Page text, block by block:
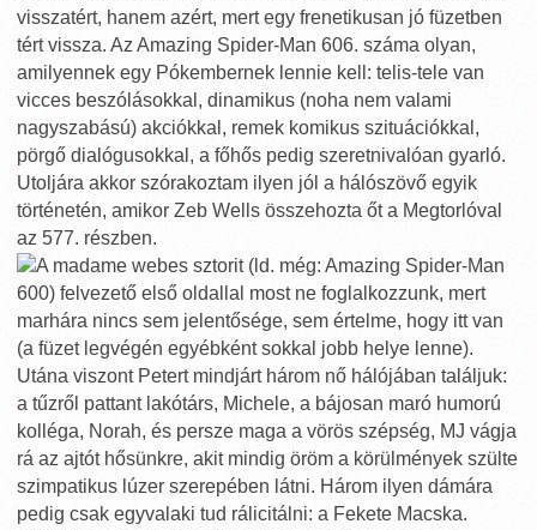
visszatért, hanem azért, mert egy frenetikusan jó füzetben
tért vissza. Az Amazing Spider-Man 606. száma olyan,
amilyennek egy Pókembernek lennie kell: telis-tele van
vicces beszólásokkal, dinamikus (noha nem valami
nagyszabású) akciókkal, remek komikus szituációkkal,
pörgő dialógusokkal, a főhős pedig szeretnivalóan gyarló.
Utoljára akkor szórakoztam ilyen jól a hálószövő egyik
történetén, amikor Zeb Wells összehozta őt a Megtorlóval
az 577. részben.
A madame webes sztorit (ld. még: Amazing Spider-Man
600) felvezető első oldallal most ne foglalkozzunk, mert
marhára nincs sem jelentősége, sem értelme, hogy itt van
(a füzet legvégén egyébként sokkal jobb helye lenne).
Utána viszont Petert mindjárt három nő hálójában találjuk:
a tűzről pattant lakótárs, Michele, a bájosan maró humorú
kolléga, Norah, és persze maga a vörös szépség, MJ vágja
rá az ajtót hősünkre, akit mindig öröm a körülmények szülte
szimpatikus lúzer szerepében látni. Három ilyen dámára
pedig csak egyvalaki tud rálicitálni: a Fekete Macska.